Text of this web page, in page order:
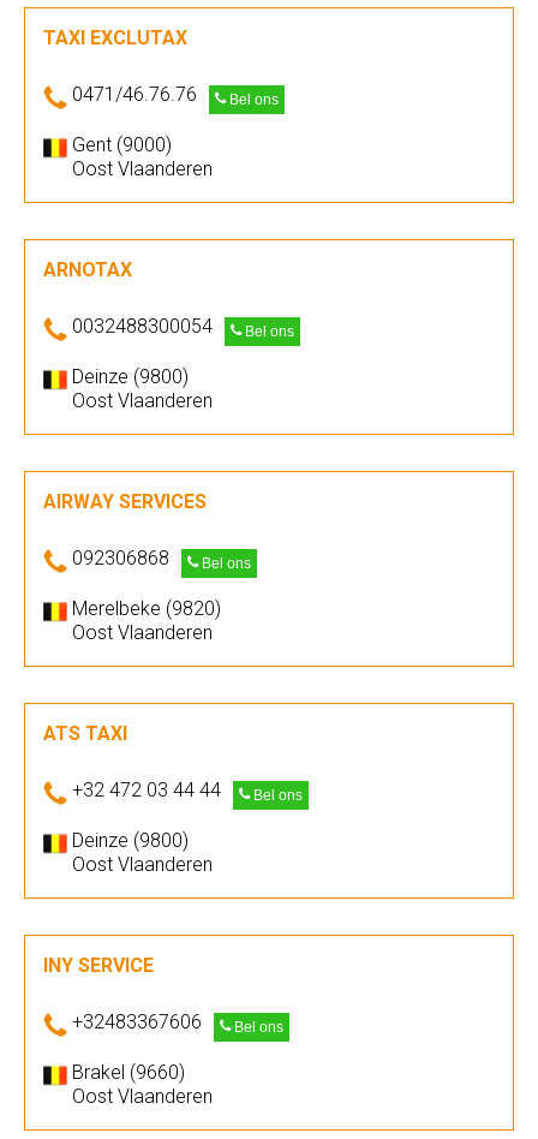
TAXI EXCLUTAX
0471/46.76.76 Bel ons
Gent (9000)
Oost Vlaanderen
ARNOTAX
0032488300054 Bel ons
Deinze (9800)
Oost Vlaanderen
AIRWAY SERVICES
092306868 Bel ons
Merelbeke (9820)
Oost Vlaanderen
ATS TAXI
+32 472 03 44 44 Bel ons
Deinze (9800)
Oost Vlaanderen
INY SERVICE
+32483367606 Bel ons
Brakel (9660)
Oost Vlaanderen